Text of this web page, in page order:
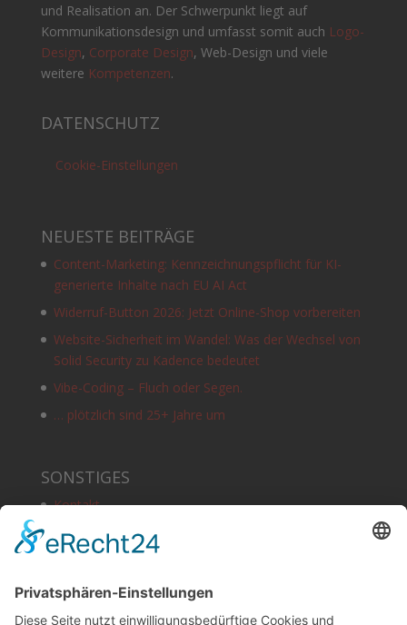
und Realisation an. Der Schwerpunkt liegt auf
Kommunikationsdesign und umfasst somit auch Logo-
Design, Corporate Design, Web-Design und viele
weitere Kompetenzen.
DATENSCHUTZ
Cookie-Einstellungen
NEUESTE BEITRÄGE
Content-Marketing: Kennzeichnungspflicht für KI-
generierte Inhalte nach EU AI Act
Widerruf-Button 2026: Jetzt Online-Shop vorbereiten
Website-Sicherheit im Wandel: Was der Wechsel von
Solid Security zu Kadence bedeutet
Vibe-Coding – Fluch oder Segen.
… plötzlich sind 25+ Jahre um
SONSTIGES
Kontakt
Schlagworte
Impressum
Datenschutz
Copyright